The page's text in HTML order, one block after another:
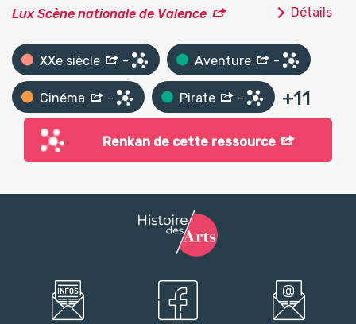
Lux Scène nationale de Valence
Détails
XXe siècle - Aventure -
Cinéma - Pirate - +11
Renkan de cette ressource